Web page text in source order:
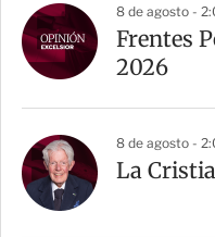
8 de agosto -
Frentes
2026
8 de agosto -
La